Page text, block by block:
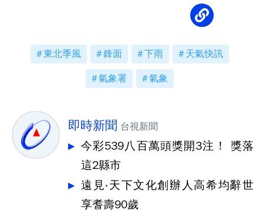
東北季風 鋒面 下雨 天氣快訊
氣象署 氣象
即時新聞 台視新聞
今彩539八百萬頭獎開3注！ 獎落
這2縣市
遠見‧天下文化創辦人高希均辭世
享耆壽90歲